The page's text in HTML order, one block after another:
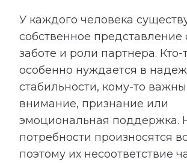
У каждого человека
собственное представление
заботе и роли партнера. Кто-
особенно нуждается в
стабильности, кому-то
внимание, признание или
эмоциональная поддержка.
потребности произносятся
поэтому их несоответствие